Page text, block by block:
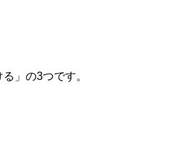
」の3つです。